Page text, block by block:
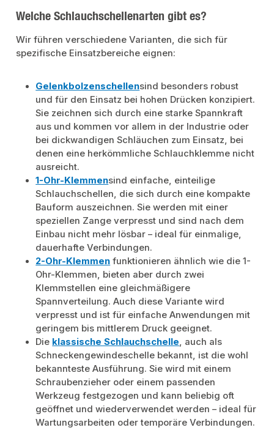
Welche Schlauchschellenarten gibt es?
Wir führen verschiedene Varianten, die sich für
spezifische Einsatzbereiche eignen:
Gelenkbolzenschellensind besonders robust
und für den Einsatz bei hohen Drücken konzipiert.
Sie zeichnen sich durch eine starke Spannkraft
aus und kommen vor allem in der Industrie oder
bei dickwandigen Schläuchen zum Einsatz, bei
denen eine herkömmliche Schlauchklemme nicht
ausreicht.
1-Ohr-Klemmensind einfache, einteilige
Schlauchschellen, die sich durch eine kompakte
Bauform auszeichnen. Sie werden mit einer
speziellen Zange verpresst und sind nach dem
Einbau nicht mehr lösbar – ideal für einmalige,
dauerhafte Verbindungen.
2-Ohr-Klemmen funktionieren ähnlich wie die 1-
Ohr-Klemmen, bieten aber durch zwei
Klemmstellen eine gleichmäßigere
Spannverteilung. Auch diese Variante wird
verpresst und ist für einfache Anwendungen mit
geringem bis mittlerem Druck geeignet.
Die klassische Schlauchschelle, auch als
Schneckengewindeschelle bekannt, ist die wohl
bekannteste Ausführung. Sie wird mit einem
Schraubenzieher oder einem passenden
Werkzeug festgezogen und kann beliebig oft
geöffnet und wiederverwendet werden – ideal für
Wartungsarbeiten oder temporäre Verbindungen.